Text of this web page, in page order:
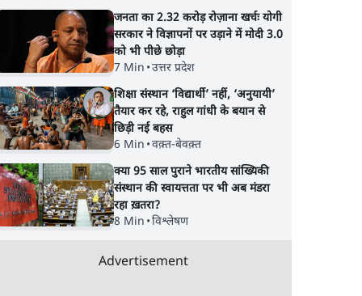
जनता का 2.32 करोड़ रोज़ाना खर्चः योगी
सरकार ने विज्ञापनों पर उड़ाने में मोदी 3.0
को भी पीछे छोड़ा
7 Min •उत्तर प्रदेश
शिक्षा संस्थान ‘विद्यार्थी’ नहीं, ‘अनुयायी’
तैयार कर रहे, राहुल गांधी के बयान से
छिड़ी नई बहस
6 Min •वक़्त-बेवक़्त
क्या 95 साल पुराने भारतीय सांख्यिकी
संस्थान की स्वायत्तता पर भी अब मंडरा
रहा ख़तरा?
8 Min •विश्लेषण
Advertisement